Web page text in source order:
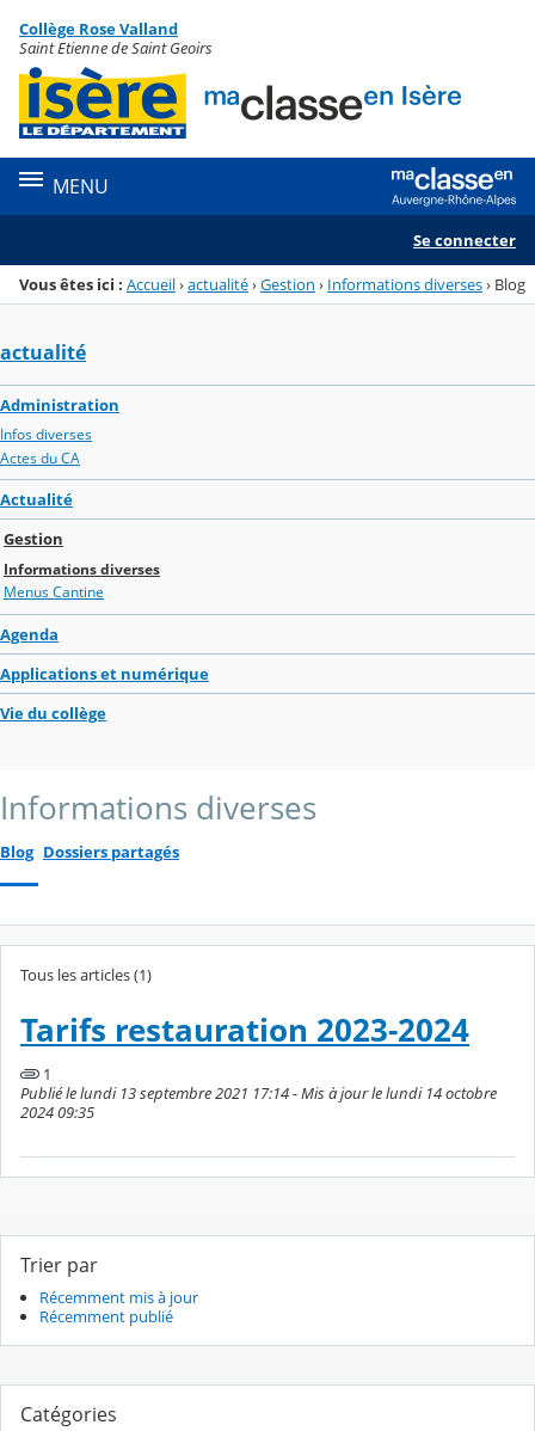
Menu de la rubrique
Contenu
Collège Rose Valland
Saint Etienne de Saint Geoirs
MENU
Se connecter
Vous êtes ici : Accueil›actualité›Gestion › Informations diverses› Blog
actualité
Administration
Infos diverses
Actes du CA
Actualité
Gestion
Informations diverses
Menus Cantine
Agenda
Applications et numérique
Vie du collège
Informations diverses
Blog Dossiers partagés
Tous les articles (1)
Tarifs restauration 2023-2024
1
Publié le lundi 13 septembre 2021 17:14 - Mis à jour le lundi 14 octobre
2024 09:35
Trier par
Récemment mis à jour
Récemment publié
Catégories